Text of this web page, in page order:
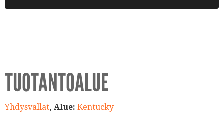
TUOTANTOALUE
Yhdysvallat, Alue: Kentucky